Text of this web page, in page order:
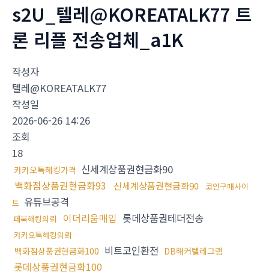
s2U_텔레@KOREATALK77 트
론 리플 전송업체_a1K
작성자
텔레@KOREATALK77
작성일
2026-06-26 14:26
조회
18
카카오톡해킹가격 신세계상품권현금화90
백화점상품권현금화93
신세계상품권현금화90
코인구매사이
트 유튜브공격
페북해킹의뢰 이더리움매입 롯데상품권테더전송
카카오톡해킹의뢰
백화점상품권현금화100 비트코인환전 DB해커텔레그램
롯데상품권현금화100